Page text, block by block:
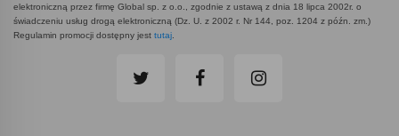
elektroniczną przez firmę Global sp. z o.o., zgodnie z ustawą z dnia 18 lipca 2002r. o
świadczeniu usług drogą elektroniczną (Dz. U. z 2002 r. Nr 144, poz. 1204 z późn. zm.)
Regulamin promocji dostępny jest tutaj.